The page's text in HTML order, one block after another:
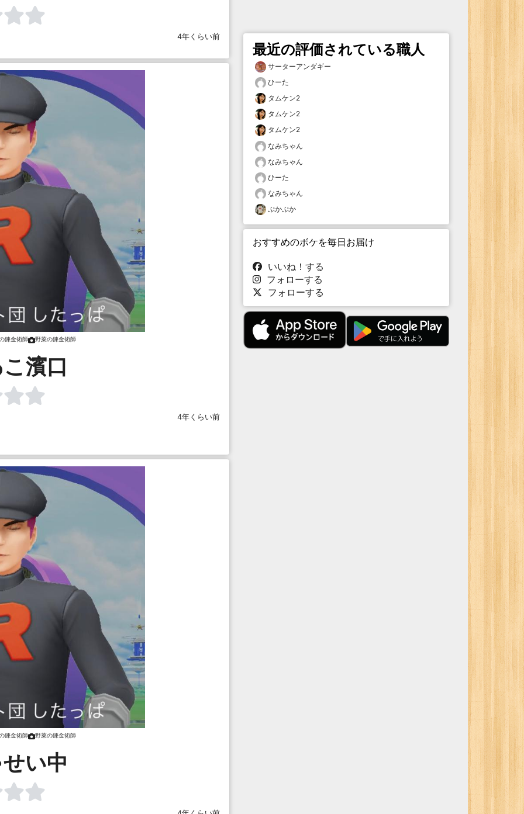
4年くらい前
錬金術師 野菜の錬金術師
濱口
4年くらい前
錬金術師 野菜の錬金術師
い中
最近の評価されている職人
サーターアンダギー
ひーた
タムケン2
タムケン2
タムケン2
なみちゃん
なみちゃん
ひーた
なみちゃん
ぷかぷか
おすすめのボケを毎日お届け
いいね！する
フォローする
フォローする